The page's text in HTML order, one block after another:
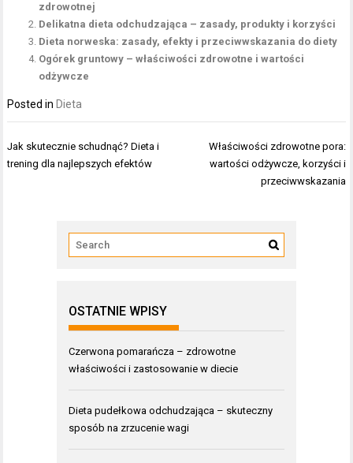
zdrowotnej
Delikatna dieta odchudzająca – zasady, produkty i korzyści
Dieta norweska: zasady, efekty i przeciwwskazania do diety
Ogórek gruntowy – właściwości zdrowotne i wartości
odżywcze
Posted in Dieta
Nawigacja
wpisu
Jak skutecznie schudnąć? Dieta i
trening dla najlepszych efektów
Właściwości zdrowotne pora:
wartości odżywcze, korzyści i
przeciwwskazania
OSTATNIE WPISY
Czerwona pomarańcza – zdrowotne
właściwości i zastosowanie w diecie
Dieta pudełkowa odchudzająca – skuteczny
sposób na zrzucenie wagi